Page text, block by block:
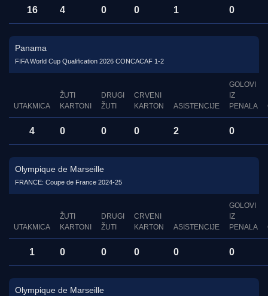
16 4 0 0 1 0
Panama
FIFA World Cup Qualification 2026 CONCACAF 1-2
UTAKMICA
ŽUTI
KARTONI
DRUGI
ŽUTI
CRVENI
KARTON
ASISTENCIJE
GOLOVI
IZ
PENALA
4 0 0 0 2 0
Olympique de Marseille
FRANCE: Coupe de France 2024-25
UTAKMICA
ŽUTI
KARTONI
DRUGI
ŽUTI
CRVENI
KARTON
ASISTENCIJE
GOLOVI
IZ
PENALA
1 0 0 0 0 0
Olympique de Marseille